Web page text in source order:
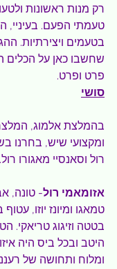
רק מנות ראשונות
טעמתי הפעם. בעיניי,
בטעמים ויצירתיות.
שחשבו כאן על הכלים
פרט ופרט.
סושי
בהמלצת אלמוג,
ומקצועי שיש, בחרנו
רול וסאנסיי מאגורו רול.
אזומאמי רול- טונה,
טמאגו ומיונז יוזו,
בטטה וזיגוג טריאקי.
היטב ובכל ביס היה
ומלוח ותחושה של